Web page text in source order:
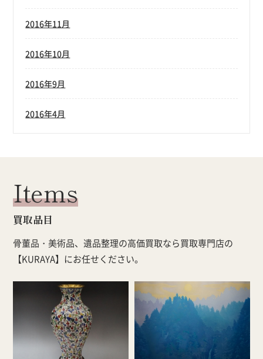
2016年11月
2016年10月
2016年9月
2016年4月
Items
買取品目
骨董品・美術品、遺品整理の高価買取なら買取専門店の
【KURAYA】にお任せください。